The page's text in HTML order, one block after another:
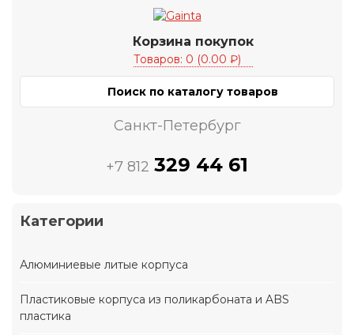
Корзина покупок
Товаров: 0 (0.00 ₽)
Санкт-Петербург
+7 812 329 44 61
Категории
Алюминиевые литые корпуса
Пластиковые корпуса из поликарбоната и ABS
пластика